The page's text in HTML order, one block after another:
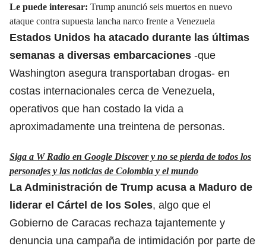
Le puede interesar: Trump anunció seis muertos en nuevo
ataque contra supuesta lancha narco frente a Venezuela
Estados Unidos ha atacado durante las últimas
semanas a diversas embarcaciones -que
Washington asegura transportaban drogas- en
costas internacionales cerca de Venezuela,
operativos que han costado la vida a
aproximadamente una treintena de personas.
Siga a W Radio en Google Discover y no se pierda de todos los
personajes y las noticias de Colombia y el mundo
La Administración de Trump acusa a Maduro de
liderar el Cártel de los Soles, algo que el
Gobierno de Caracas rechaza tajantemente y
denuncia una campaña de intimidación por parte de